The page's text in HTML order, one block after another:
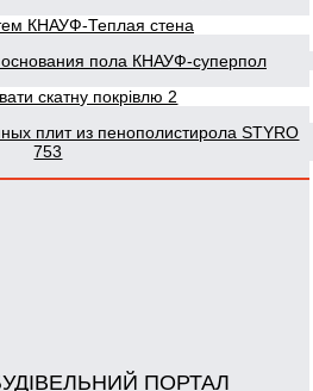
КНАУФ-Теплая стена
пола КНАУФ-суперпол
скатну покрівлю 2
плит из пенополистирола STYRO
753
ПОРТАЛ